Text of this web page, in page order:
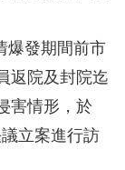
爆發期間前市
返院及封院迄
害情形，於
立案進行訪